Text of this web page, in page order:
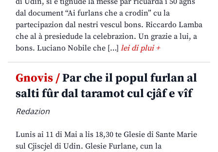
dal document “Ai furlans che a crodin” cu la
partecipazion dal nestri vescul bons. Riccardo Lamba
che al à presiedude la celebrazion. Un grazie a lui, a
bons. Luciano Nobile che […] lei di plui +
Gnovis /Par che il popul furlan al
salti fûr dal taramot cul cjâf e vîf
Redazion
Lunis ai 11 di Mai a lis 18,30 te Glesie di Sante Marie
sul Cjiscjel di Udin. Glesie Furlane, cun la